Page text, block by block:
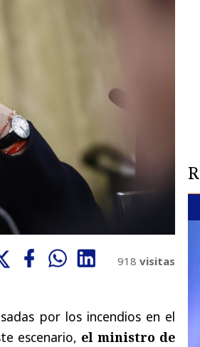
918 visitas
por los incendios en el
escenario, el ministro de